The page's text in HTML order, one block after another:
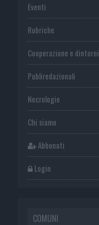
Eventi
Rubriche
Cooperazione e dintorni
Publiredazionali
Necrologie
Chi siamo
Abbonati
Login
COMUNI